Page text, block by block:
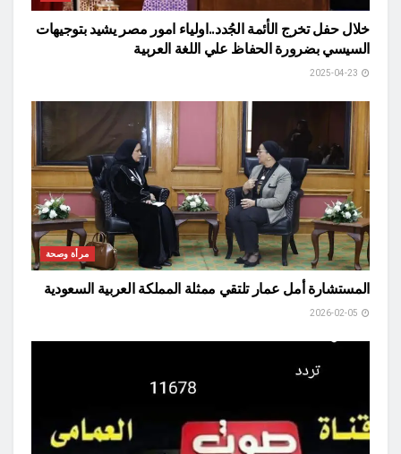
خلال حفل تخرج الأئمة الجُدد..اولياء امور مصر يشيد بتوجيهات
السيسي بضرورة الحفاظ علي اللغة العربية
مرأة وصحة
المستشارة أمل عمار تلتقي ممثلة المملكة العربية السعودية